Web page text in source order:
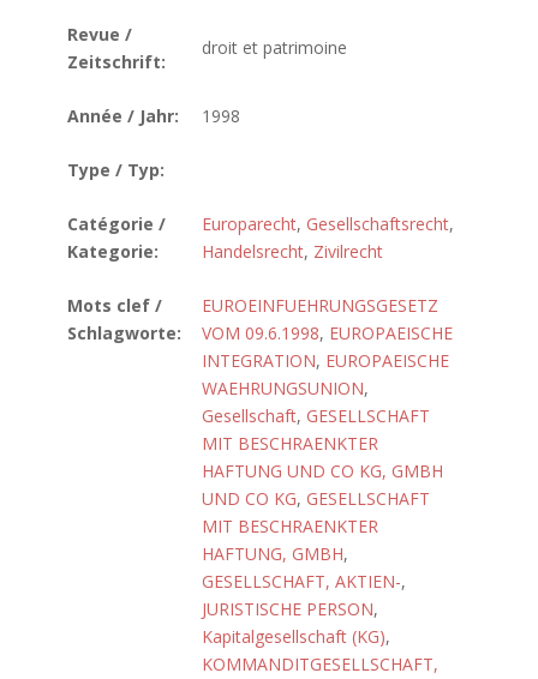
Revue /
Zeitschrift:
droit et patrimoine
Année / Jahr: 1998
Type / Typ:
Catégorie /
Kategorie:
Europarecht, Gesellschaftsrecht,
Handelsrecht, Zivilrecht
Mots clef /
Schlagworte:
EUROEINFUEHRUNGSGESETZ
VOM 09.6.1998, EUROPAEISCHE
INTEGRATION, EUROPAEISCHE
WAEHRUNGSUNION,
Gesellschaft, GESELLSCHAFT
MIT BESCHRAENKTER
HAFTUNG UND CO KG, GMBH
UND CO KG, GESELLSCHAFT
MIT BESCHRAENKTER
HAFTUNG, GMBH,
GESELLSCHAFT, AKTIEN-,
JURISTISCHE PERSON,
Kapitalgesellschaft (KG),
KOMMANDITGESELLSCHAFT,